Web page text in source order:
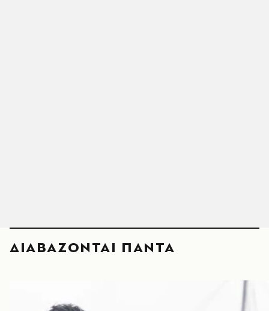
ΔΙΑΒΑΖΟΝΤΑΙ ΠΑΝΤΑ